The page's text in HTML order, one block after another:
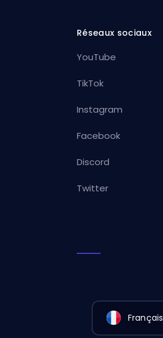
Réseaux sociaux
YouTube
TikTok
Instagram
Facebook
Discord
Twitter
Français